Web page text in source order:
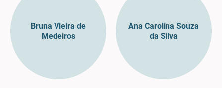
Bruna Vieira de
Medeiros
Ana Carolina Souza
da Silva